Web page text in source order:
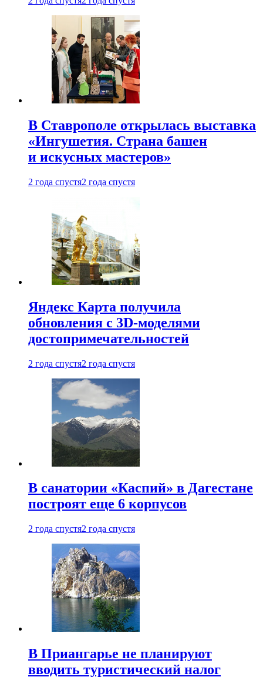
В Ставрополе открылась выставка
«Ингушетия. Страна башен
и искусных мастеров»
2 года спустя2 года спустя
Яндекс Карта получила
обновления с 3D-моделями
достопримечательностей
2 года спустя2 года спустя
В санатории «Каспий» в Дагестане
построят еще 6 корпусов
2 года спустя2 года спустя
В Приангарье не планируют
вводить туристический налог